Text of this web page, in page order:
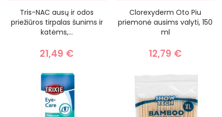
Tris-NAC ausų ir odos
priežiūros tirpalas šunims ir
katėms,...
21,49 €
Clorexyderm Oto Piu
priemonė ausims valyti, 150
ml
12,79 €